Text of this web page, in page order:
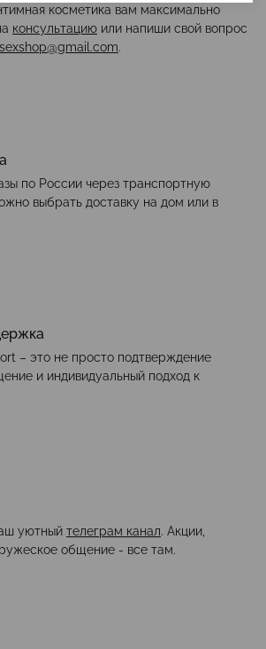
косметика вам максимально
консультацию или напиши свой вопрос
.
по России через транспортную
выбрать доставку на дом или в
– это не просто подтверждение
и индивидуальный подход к
уютный телеграм канал. Акции,
общение - все там.